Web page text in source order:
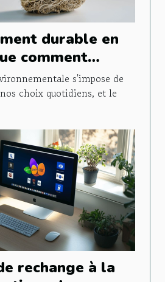
durable en
comment
carbone
s'impose de
choix quotidiens, et le
rechange à la